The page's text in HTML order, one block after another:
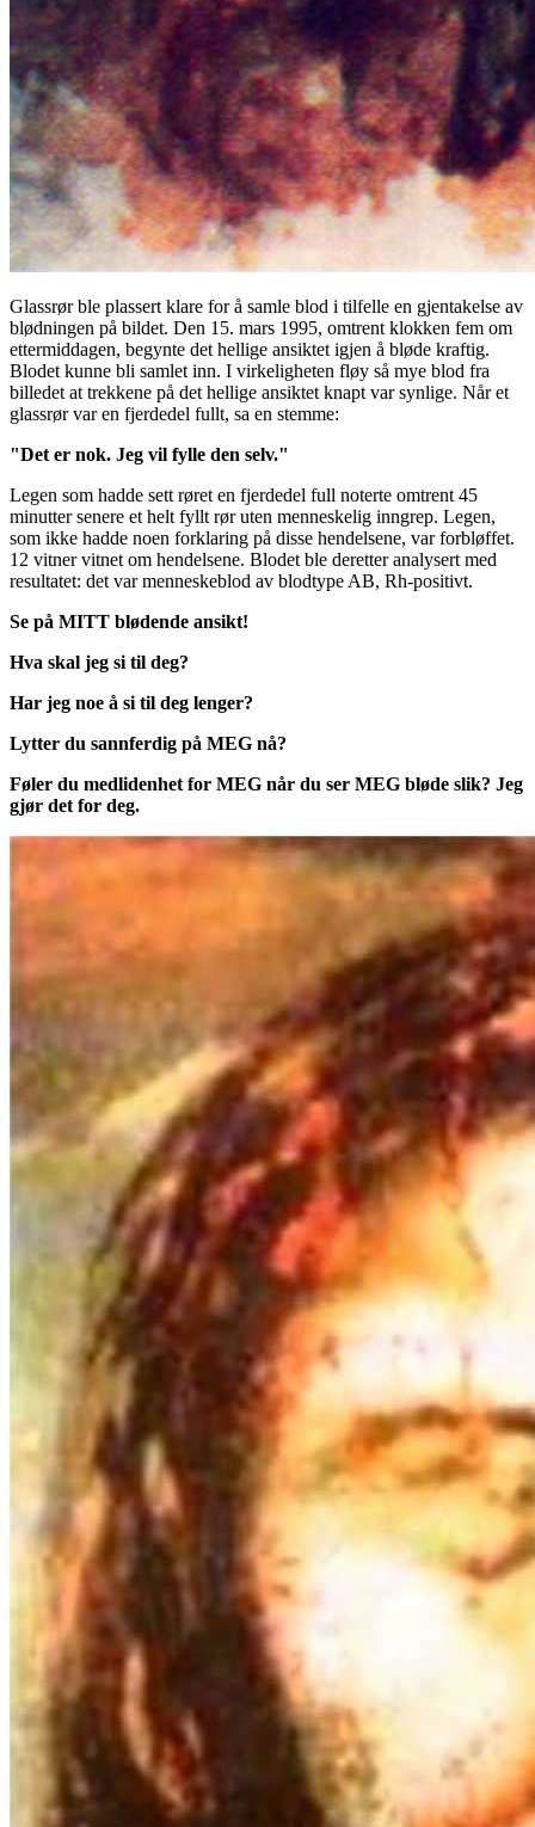
Glassrør ble plassert klare for å samle blod i tilfelle en gjentakelse av
blødningen på bildet. Den 15. mars 1995, omtrent klokken fem om
ettermiddagen, begynte det hellige ansiktet igjen å bløde kraftig.
Blodet kunne bli samlet inn. I virkeligheten fløy så mye blod fra
billedet at trekkene på det hellige ansiktet knapt var synlige. Når et
glassrør var en fjerdedel fullt, sa en stemme:
"Det er nok. Jeg vil fylle den selv."
Legen som hadde sett røret en fjerdedel full noterte omtrent 45
minutter senere et helt fyllt rør uten menneskelig inngrep. Legen,
som ikke hadde noen forklaring på disse hendelsene, var forbløffet.
12 vitner vitnet om hendelsene. Blodet ble deretter analysert med
resultatet: det var menneskeblod av blodtype AB, Rh-positivt.
Se på MITT blødende ansikt!
Hva skal jeg si til deg?
Har jeg noe å si til deg lenger?
Lytter du sannferdig på MEG nå?
Føler du medlidenhet for MEG når du ser MEG bløde slik? Jeg
gjør det for deg.